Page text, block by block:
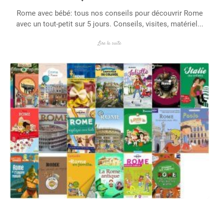
Rome avec bébé: tous nos conseils pour découvrir Rome
avec un tout-petit sur 5 jours. Conseils, visites, matériel...
Lire la suite